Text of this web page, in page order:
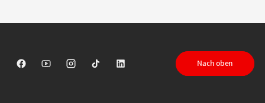
Sparkasse auf Facebook
Sparkasse auf Youtube
Sparkasse auf Instagram
Sparkasse auf TikTok
Sparkasse auf LinkedIn
Nach oben